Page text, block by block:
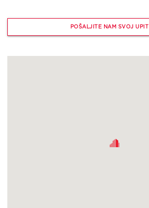
POŠALJITE NAM SVOJ UPIT